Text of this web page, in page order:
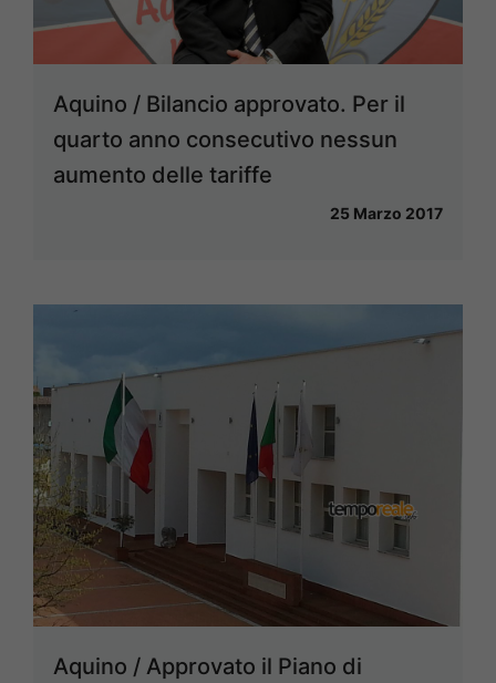
Aquino / Bilancio approvato. Per il
quarto anno consecutivo nessun
aumento delle tariffe
25 Marzo 2017
Aquino / Approvato il Piano di